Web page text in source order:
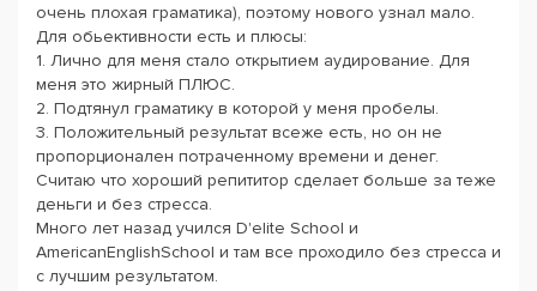
очень плохая граматика), поэтому нового узнал мало.
Для обьективности есть и плюсы:
1. Лично для меня стало открытием аудирование. Для
меня это жирный ПЛЮС.
2. Подтянул граматику в которой у меня пробелы.
3. Положительный результат всеже есть, но он не
пропорционален потраченному времени и денег.
Считаю что хороший репититор сделает больше за теже
деньги и без стресса.
Много лет назад учился D'elite School и
AmericanEnglishSchool и там все проходило без стресса и
с лучшим результатом.